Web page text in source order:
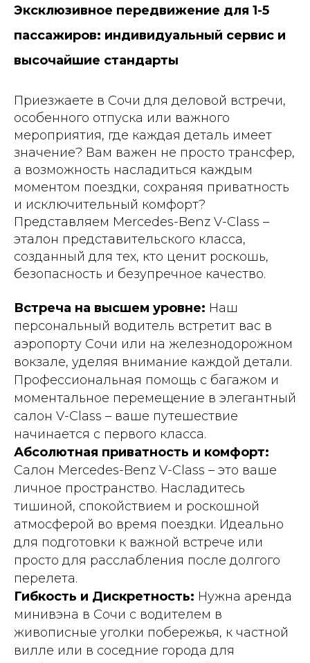
Эксклюзивное передвижение для 1-5
пассажиров: индивидуальный сервис и
высочайшие стандарты
Приезжаете в Сочи для деловой встречи,
особенного отпуска или важного
мероприятия, где каждая деталь имеет
значение? Вам важен не просто трансфер,
а возможность насладиться каждым
моментом поездки, сохраняя приватность
и исключительный комфорт?
Представляем Mercedes-Benz V-Class –
эталон представительского класса,
созданный для тех, кто ценит роскошь,
безопасность и безупречное качество.
Встреча на высшем уровне: Наш
персональный водитель встретит вас в
аэропорту Сочи или на железнодорожном
вокзале, уделяя внимание каждой детали.
Профессиональная помощь с багажом и
моментальное перемещение в элегантный
салон V-Class – ваше путешествие
начинается с первого класса.
Абсолютная приватность и комфорт:
Салон Mercedes-Benz V-Class – это ваше
личное пространство. Насладитесь
тишиной, спокойствием и роскошной
атмосферой во время поездки. Идеально
для подготовки к важной встрече или
просто для расслабления после долгого
перелета.
Гибкость и Дискретность: Нужна аренда
минивэна в Сочи с водителем в
живописные уголки побережья, к частной
вилле или в соседние города для